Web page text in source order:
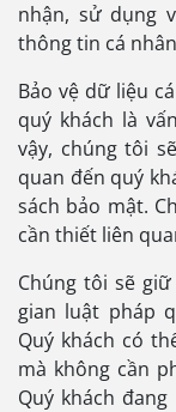
nhận, sử dụng
thông tin cá
Bảo vệ dữ liệu
quý khách là
vậy, chúng tôi
quan đến quý
sách bảo mật.
cần thiết liên
Chúng tôi sẽ
gian luật pháp
Quý khách có
mà không cần
Quý khách